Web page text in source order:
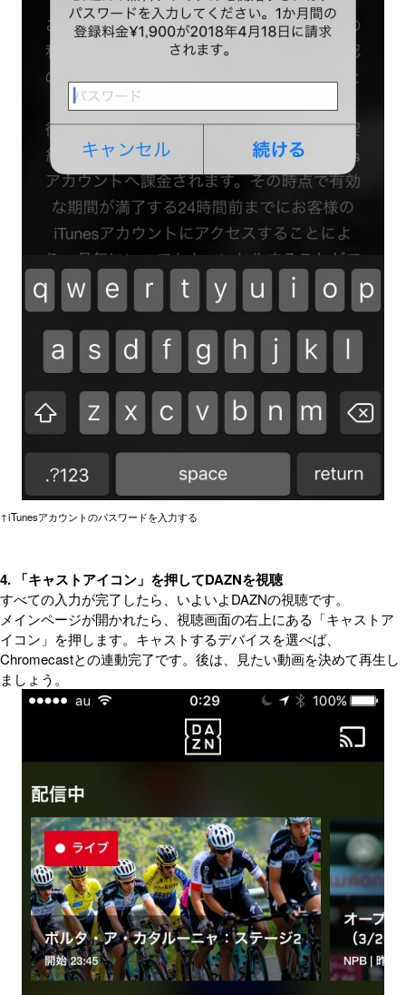
↑iTunesアカウントのパスワードを入力する
4. 「キャストアイコン」を押してDAZNを視聴
すべての入力が完了したら、いよいよDAZNの視聴です。
メインページが開かれたら、視聴画面の右上にある「キャストア
イコン」を押します。キャストするデバイスを選べば、
Chromecastとの連動完了です。後は、見たい動画を決めて再生し
ましょう。